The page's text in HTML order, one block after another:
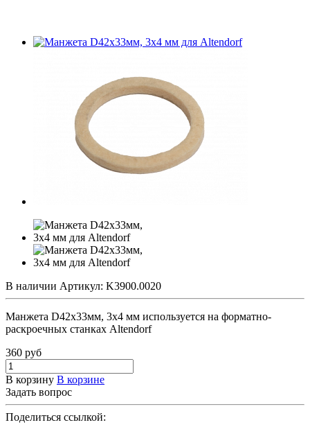
В наличии Артикул: K3900.0020
Манжета D42x33мм, 3x4 мм используется на форматно-
раскроечных станках Altendorf
360 руб
В корзину В корзине
Задать вопрос
Поделиться ссылкой: